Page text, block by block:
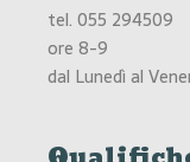
tel. 055 294509
ore 8-9
dal Lunedì al